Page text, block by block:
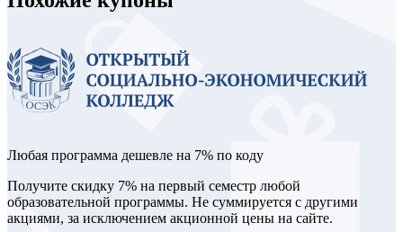
Любая программа дешевле на 7% по коду
Получите скидку 7% на первый семестр любой
образовательной программы. Не суммируется с другими
акциями, за исключением акционной цены на сайте.